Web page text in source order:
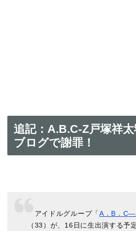
追記：A.B.C-Z戸塚祥太
ブログで謝罪！
アイドルグループ「 A．B．
（33）が、16日に生出演する予